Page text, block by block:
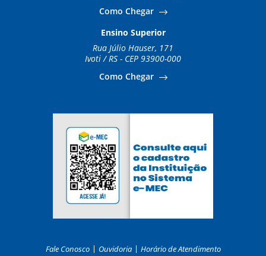
Como Chegar
Ensino Superior
Rua Júlio Hauser, 171
Ivoti / RS - CEP 93900-000
Como Chegar
Fale Conosco Ouvidoria Horário de Atendimento